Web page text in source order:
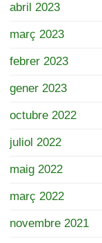
abril 2023
març 2023
febrer 2023
gener 2023
octubre 2022
juliol 2022
maig 2022
març 2022
novembre 2021